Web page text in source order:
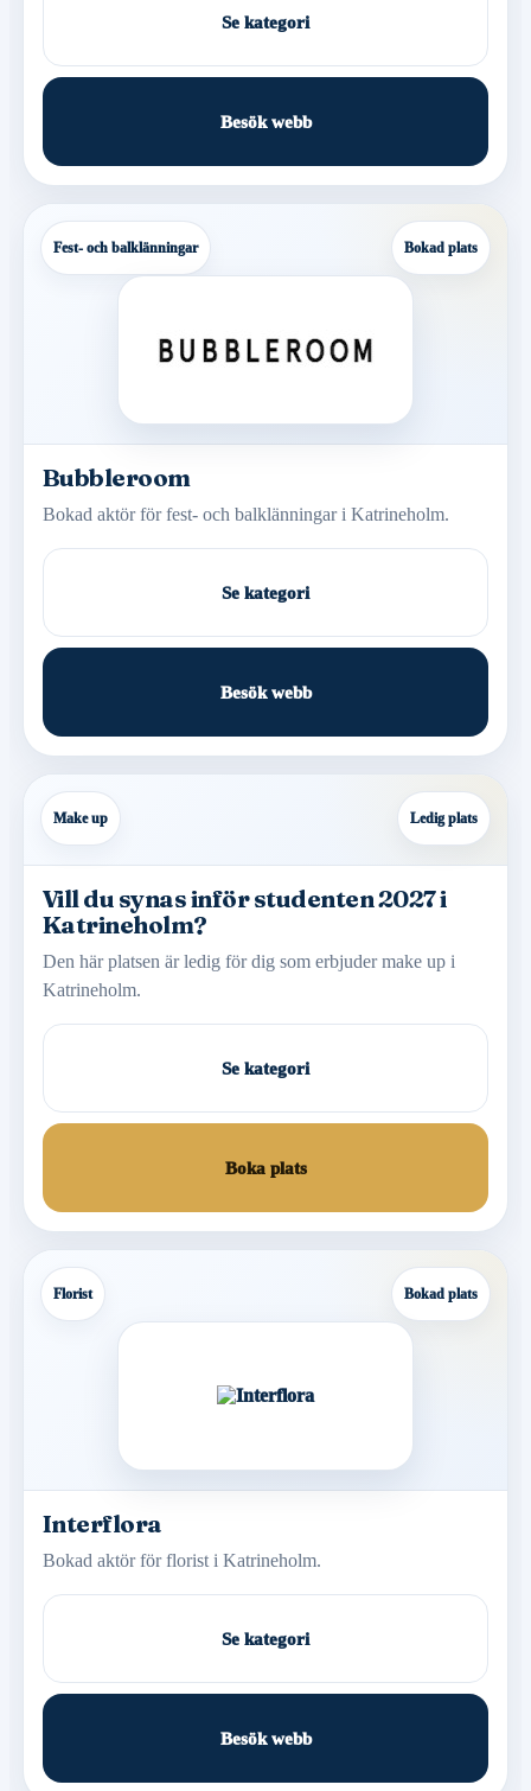
Se kategori
Besök webb
Fest- och balklänningar Bokad plats
Bubbleroom
Bokad aktör för fest- och balklänningar i Katrineholm.
Se kategori
Besök webb
Make up Ledig plats
Vill du synas inför studenten 2027 i
Katrineholm?
Den här platsen är ledig för dig som erbjuder make up i
Katrineholm.
Se kategori
Boka plats
Florist Bokad plats
Interflora
Bokad aktör för florist i Katrineholm.
Se kategori
Besök webb